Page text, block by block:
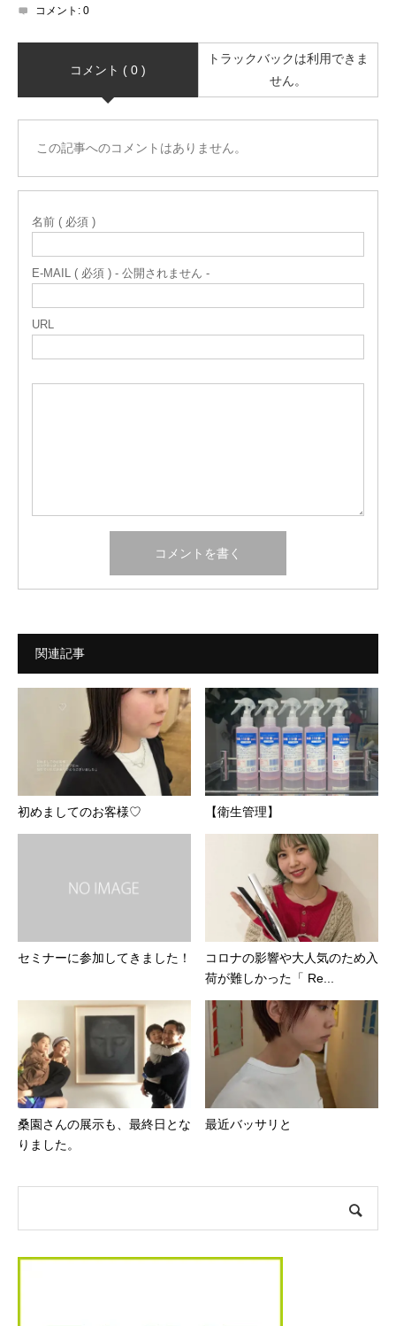
コメント: 0
コメント ( 0 )
トラックバックは利用できま
せん。
この記事へのコメントはありません。
名前 ( 必須 )
E-MAIL ( 必須 ) - 公開されません -
URL
関連記事
初めましてのお客様♡ 【衛生管理】
セミナーに参加してきました！
コロナの影響や大人気のため入
荷が難しかった「 Re...
桑園さんの展示も、最終日とな
りました。
最近バッサリと